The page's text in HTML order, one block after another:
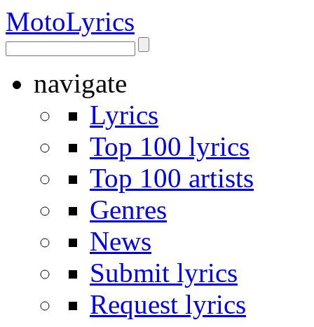
MotoLyrics
navigate
Lyrics
Top 100 lyrics
Top 100 artists
Genres
News
Submit lyrics
Request lyrics